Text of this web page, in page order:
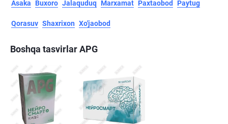
Asaka Buxoro Jalaquduq Marxamat Paxtaobod Paytug
Qorasuv Shaxrixon Xo'jaobod
Boshqa tasvirlar APG